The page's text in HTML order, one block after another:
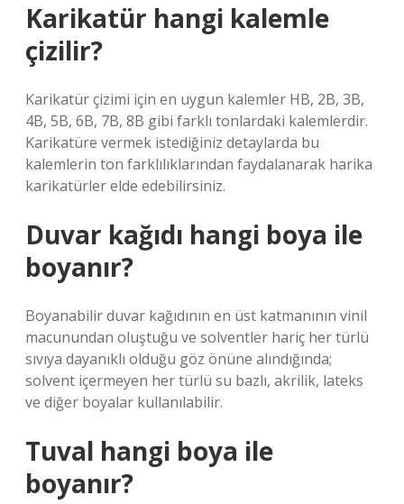
Karikatür hangi kalemle
çizilir?
Karikatür çizimi için en uygun kalemler HB, 2B, 3B,
4B, 5B, 6B, 7B, 8B gibi farklı tonlardaki kalemlerdir.
Karikatüre vermek istediğiniz detaylarda bu
kalemlerin ton farklılıklarından faydalanarak harika
karikatürler elde edebilirsiniz.
Duvar kağıdı hangi boya ile
boyanır?
Boyanabilir duvar kağıdının en üst katmanının vinil
macunundan oluştuğu ve solventler hariç her türlü
sıvıya dayanıklı olduğu göz önüne alındığında;
solvent içermeyen her türlü su bazlı, akrilik, lateks
ve diğer boyalar kullanılabilir.
Tuval hangi boya ile
boyanır?